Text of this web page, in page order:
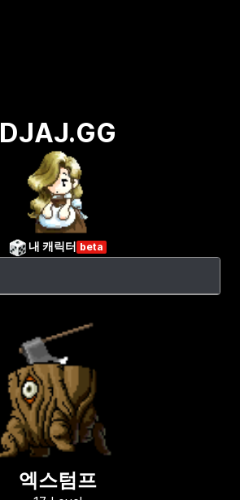
DJAJ.GG
내 캐릭터 beta
엑스텀프